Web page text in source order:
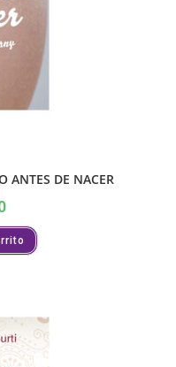
ANTES DE NACER